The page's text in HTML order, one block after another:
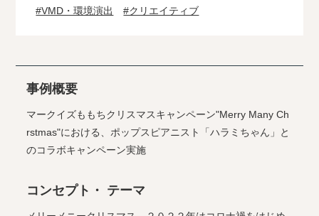
#VMD・環境演出
#クリエイティブ
事例概要
マークイズももちクリスマスキャンペーン"Merry Many Ch
rstmas"における、ポップスピアニスト「ハラミちゃん」と
のコラボキャンペーン実施
コンセプト・ テーマ